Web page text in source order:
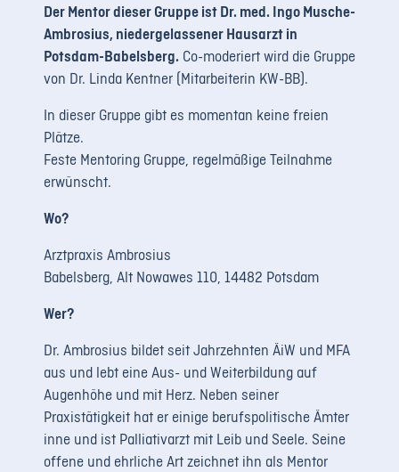
Impressum
Datenschutz
Der Mentor dieser Gruppe ist Dr. med. Ingo Musche-
Ambrosius, niedergelassener Hausarzt in
Potsdam-Babelsberg.Co-moderiert wird die Gruppe
von Dr. Linda Kentner (Mitarbeiterin KW-BB).
In dieser Gruppe gibt es momentan keine freien
Plätze.
Feste Mentoring Gruppe, regelmäßige Teilnahme
erwünscht.
Wo?
Arztpraxis Ambrosius
Babelsberg, Alt Nowawes 110, 14482 Potsdam
Wer?
Dr. Ambrosius bildet seit Jahrzehnten ÄiW und MFA
aus und lebt eine Aus- und Weiterbildung auf
Augenhöhe und mit Herz. Neben seiner
Praxistätigkeit hat er einige berufspolitische Ämter
inne und ist Palliativarzt mit Leib und Seele. Seine
offene und ehrliche Art zeichnet ihn als Mentor